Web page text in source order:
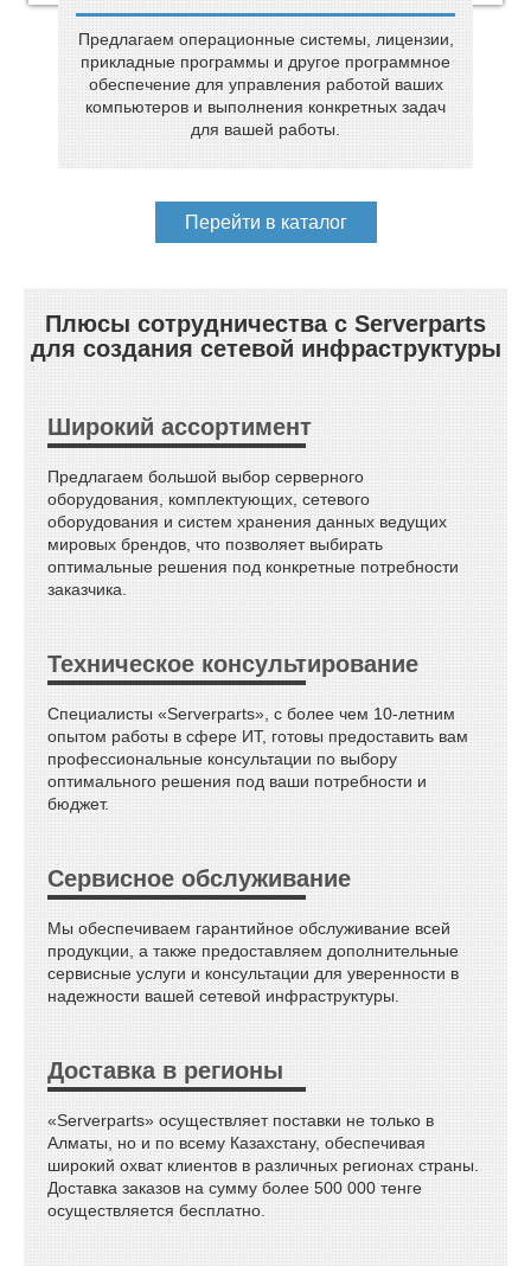
Предлагаем операционные системы, лицензии,
прикладные программы и другое программное
обеспечение для управления работой ваших
компьютеров и выполнения конкретных задач
для вашей работы.
Перейти в каталог
Плюсы сотрудничества с Serverparts
для создания сетевой инфраструктуры
Широкий ассортимент
Предлагаем большой выбор серверного
оборудования, комплектующих, сетевого
оборудования и систем хранения данных ведущих
мировых брендов, что позволяет выбирать
оптимальные решения под конкретные потребности
заказчика.
Техническое консультирование
Специалисты «Serverparts», с более чем 10-летним
опытом работы в сфере ИТ, готовы предоставить вам
профессиональные консультации по выбору
оптимального решения под ваши потребности и
бюджет.
Сервисное обслуживание
Мы обеспечиваем гарантийное обслуживание всей
продукции, а также предоставляем дополнительные
сервисные услуги и консультации для уверенности в
надежности вашей сетевой инфраструктуры.
Доставка в регионы
«Serverparts» осуществляет поставки не только в
Алматы, но и по всему Казахстану, обеспечивая
широкий охват клиентов в различных регионах страны.
Доставка заказов на сумму более 500 000 тенге
осуществляется бесплатно.